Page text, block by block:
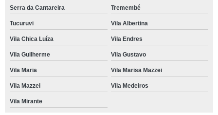
Serra da Cantareira Tremembé
Tucuruvi Vila Albertina
Vila Chica Luíza Vila Endres
Vila Guilherme Vila Gustavo
Vila Maria Vila Marisa Mazzei
Vila Mazzei Vila Medeiros
Vila Mirante